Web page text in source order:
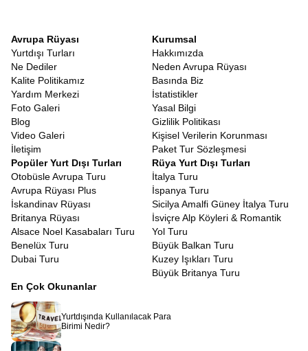
Avrupa Rüyası
Yurtdışı Turları
Ne Dediler
Kalite Politikamız
Yardım Merkezi
Foto Galeri
Blog
Video Galeri
İletişim
Kurumsal
Hakkımızda
Neden Avrupa Rüyası
Basında Biz
İstatistikler
Yasal Bilgi
Gizlilik Politikası
Kişisel Verilerin Korunması
Paket Tur Sözleşmesi
Popüler Yurt Dışı Turları
Otobüsle Avrupa Turu
Avrupa Rüyası Plus
İskandinav Rüyası
Britanya Rüyası
Alsace Noel Kasabaları Turu
Benelüx Turu
Dubai Turu
Rüya Yurt Dışı Turları
İtalya Turu
İspanya Turu
Sicilya Amalfi Güney İtalya Turu
İsviçre Alp Köyleri & Romantik
Yol Turu
Büyük Balkan Turu
Kuzey Işıkları Turu
Büyük Britanya Turu
En Çok Okunanlar
Yurtdışında Kullanılacak Para
Birimi Nedir?